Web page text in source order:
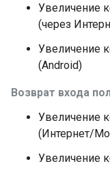
Увеличение
(через
Увеличение
(Android)
Возврат входа
Увеличение
(Интернет/
Увеличение